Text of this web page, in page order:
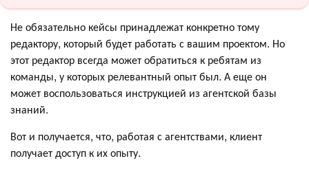
Не обязательно кейсы принадлежат конкретно тому
редактору, который будет работать с вашим проектом. Но
этот редактор всегда может обратиться к ребятам из
команды, у которых релевантный опыт был. А еще он
может воспользоваться инструкцией из агентской базы
знаний.
Вот и получается, что, работая с агентствами, клиент
получает доступ к их опыту.